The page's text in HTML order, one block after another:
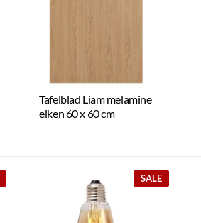
Tafelblad Liam melamine
eiken 60 x 60 cm
SALE